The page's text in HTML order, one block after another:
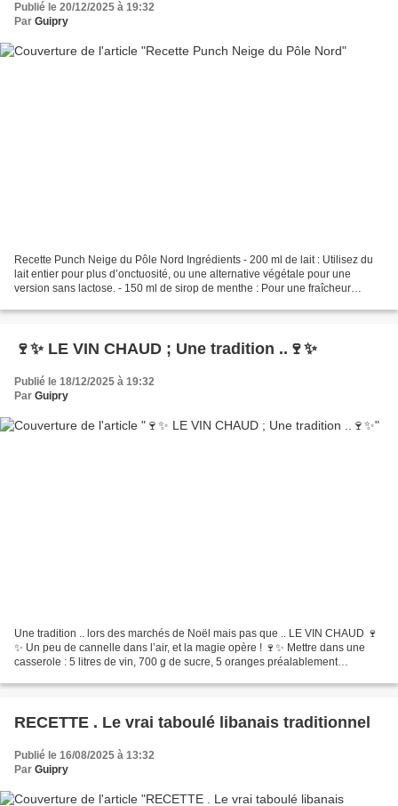
Publié le 20/12/2025 à 19:32
Par Guipry
Recette Punch Neige du Pôle Nord Ingrédients - 200 ml de lait : Utilisez du
lait entier pour plus d’onctuosité, ou une alternative végétale pour une
version sans lactose. - 150 ml de sirop de menthe : Pour une fraîcheur
🍷✨ LE VIN CHAUD ; Une tradition ..🍷✨
Publié le 18/12/2025 à 19:32
Par Guipry
Une tradition .. lors des marchés de Noël mais pas que .. LE VIN CHAUD 🍷
✨ Un peu de cannelle dans l’air, et la magie opère ! 🍷✨ Mettre dans une
casserole : 5 litres de vin, 700 g de sucre, 5 oranges préalablement
RECETTE . Le vrai taboulé libanais traditionnel
Publié le 16/08/2025 à 13:32
Par Guipry